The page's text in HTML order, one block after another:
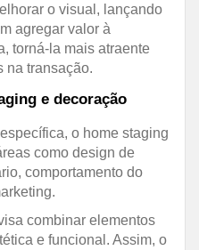
o visual, lançando
agregar valor à
torná-la mais atraente
na transação.
e decoração
o home staging
como design de
comportamento do
combinar elementos
e funcional. Assim, o